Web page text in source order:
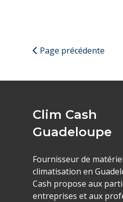
Page précédente
Clim Cash
Guadeloupe
Fournisseur de
climatisation en
Cash propose aux
entreprises et aux